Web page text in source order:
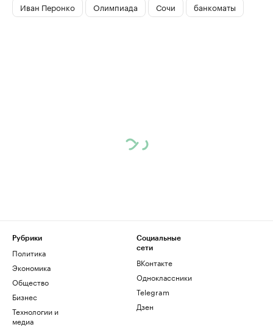
Иван Перонко Олимпиада Сочи банкоматы
Рубрики
Политика
Экономика
Общество
Бизнес
Технологии и
медиа
Социальные
сети
ВКонтакте
Одноклассники
Telegram
Дзен